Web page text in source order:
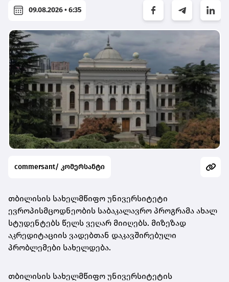
09.08.2026 • 6:35
commersant/ კომერსანტი
თბილისის სახელმწიფო უნივერსიტეტი
ევროპისმცოდნეობის საბაკალავრო პროგრამა ახალ
სტუდენტებს წელს ვეღარ მიიღებს. მიზეზად
აკრედიტაციის ვადებთან დაკავშირებული
პრობლემები სახელდება.
თბილისის სახელმწიფო უნივერსიტეტის